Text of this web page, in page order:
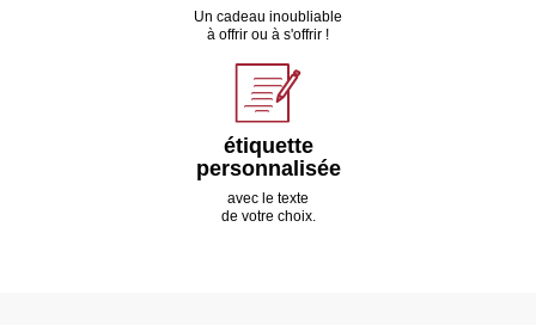
Un cadeau inoubliable
à offrir ou à s'offrir !
étiquette
personnalisée
avec le texte
de votre choix.